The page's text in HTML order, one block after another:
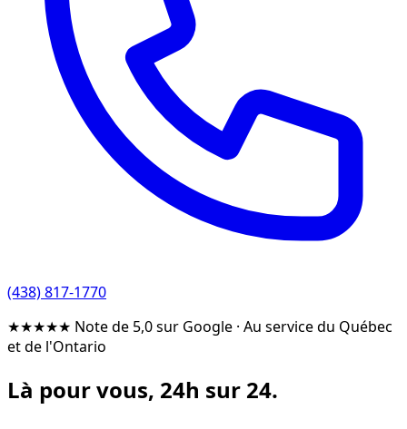
(438) 817-1770
★★★★★ Note de 5,0 sur Google · Au service du Québec
et de l'Ontario
Là pour vous, 24h sur 24.